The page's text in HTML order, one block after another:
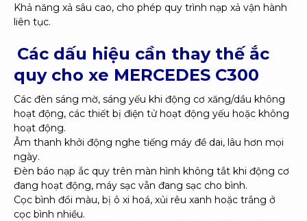
Khả năng xả sâu cao, cho phép quy trình nạp xả vận hành
liên tục.
Các dấu hiệu cần thay thế ắc
quy cho xe MERCEDES C300
Các đèn sáng mờ, sáng yếu khi động cơ xăng/dầu không
hoạt động, các thiết bị điện tử hoạt động yếu hoặc không
hoạt động.
Âm thanh khởi động nghe tiếng máy đề dai, lâu hơn mọi
ngày.
Đèn báo nạp ắc quy trên màn hình không tắt khi động cơ
đang hoạt động, máy sạc vẫn đang sạc cho bình.
Cọc bình đổi màu, bị ô xi hoá, xủi rêu xanh hoặc trắng ở
cọc bình nhiều.